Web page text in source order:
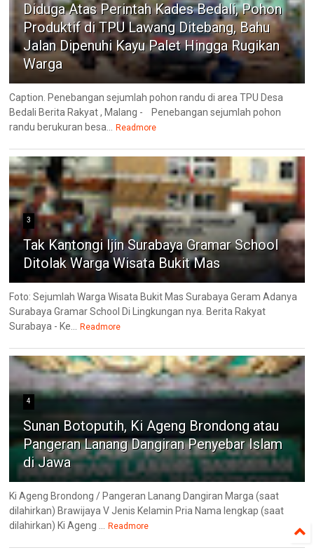
Diduga Atas Perintah Kades Bedali, Pohon
Produktif di TPU Lawang Ditebang, Bahu
Jalan Dipenuhi Kayu Palet Hingga Rugikan
Warga
Caption. Penebangan sejumlah pohon randu di area TPU Desa
Bedali Berita Rakyat , Malang - Penebangan sejumlah pohon
randu berukuran besa...
Readmore
3
Tak Kantongi Ijin Surabaya Gramar School
Ditolak Warga Wisata Bukit Mas
Foto: Sejumlah Warga Wisata Bukit Mas Surabaya Geram Adanya
Surabaya Gramar School Di Lingkungan nya. Berita Rakyat
Surabaya - Ke...
Readmore
4
Sunan Botoputih, Ki Ageng Brondong atau
Pangeran Lanang Dangiran Penyebar Islam
di Jawa
Ki Ageng Brondong / Pangeran Lanang Dangiran Marga (saat
dilahirkan) Brawijaya V Jenis Kelamin Pria Nama lengkap (saat
dilahirkan) Ki Ageng ...
Readmore